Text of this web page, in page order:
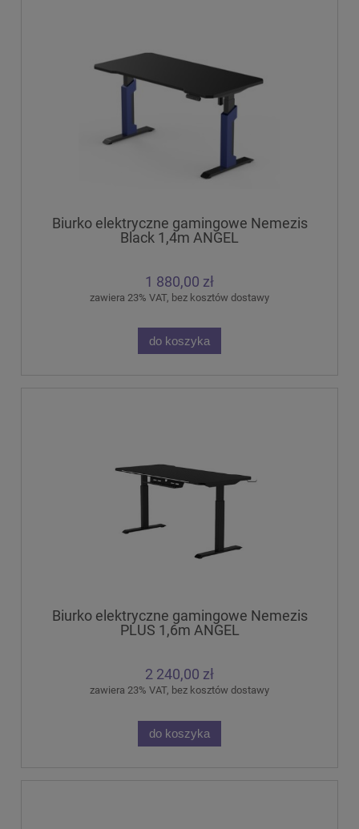
Biurko elektryczne gamingowe Nemezis
Black 1,4m ANGEL
1 880,00 zł
zawiera 23% VAT, bez kosztów dostawy
do koszyka
Biurko elektryczne gamingowe Nemezis
PLUS 1,6m ANGEL
2 240,00 zł
zawiera 23% VAT, bez kosztów dostawy
do koszyka